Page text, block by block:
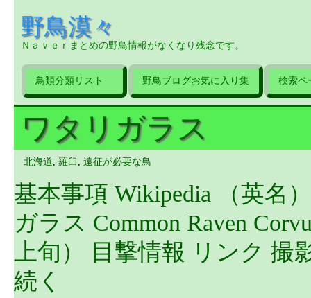
野鳥漠々
Ｎａｖｅｒまとめの野鳥情報がなくなり残念です。
鳥類分類リスト 野鳥ブログお気に入り集 検索ペ
ワタリガラス
北海道 羅臼 遠征が必要な鳥
基本事項 Wikipedia （英名
ガラス Common Raven
上旬） 目撃情報 リンク
続く